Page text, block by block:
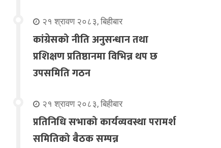
२१ श्रावण २०८३, बिहीबार
कांग्रेसको नीति अनुसन्धान तथा
प्रशिक्षण प्रतिष्ठानमा विभिन्न थप छ
उपसमिति गठन
२१ श्रावण २०८३, बिहीबार
प्रतिनिधि सभाको कार्यव्यवस्था परामर्श
समितिको बैठक सम्पन्न